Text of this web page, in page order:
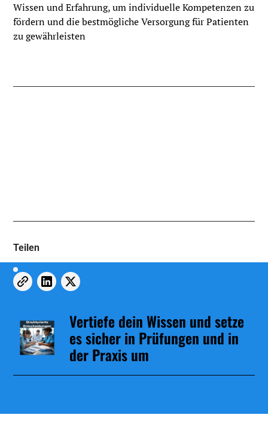
Wissen und Erfahrung, um individuelle Kompetenzen zu
fördern und die bestmögliche Versorgung für Patienten
zu gewährleisten
Teilen
Vertiefe dein Wissen und setze
es sicher in Prüfungen und in
der Praxis um